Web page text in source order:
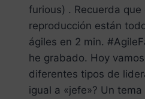
furious) . Recuerda
reproducción están
ágiles en 2 min.
he grabado. Hoy
diferentes tipos de
igual a «jefe»? Un